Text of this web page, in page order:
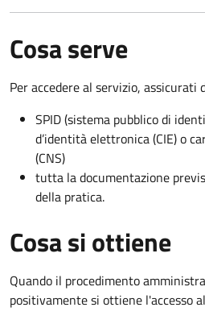
Cosa serve
Per accedere al servizio, assicurati
SPID (sistema pubblico di
d’identità elettronica (CIE) o
(CNS)
tutta la documentazione
della pratica.
Cosa si ottiene
Quando il procedimento
positivamente si ottiene l'accesso